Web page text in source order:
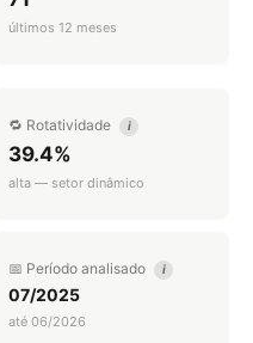
últimos 12 meses
🔁 Rotatividade i
39.4%
alta — setor dinâmico
📅 Período analisado i
07/2025
até 06/2026